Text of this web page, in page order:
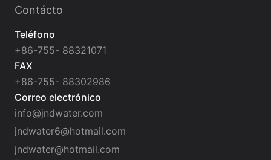
Contácto
Teléfono
+86-755- 88321071
FAX
+86-755- 88302986
Correo electrónico
info@jndwater.com
jndwater6@hotmail.com
jndwater@hotmail.com